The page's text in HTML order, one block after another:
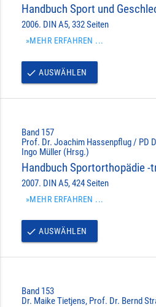
Handbuch Sport und
2006. DIN A5, 332 Seiten
»MEHR ERFAHREN ...
done AUSWÄHLEN
Band 157
Prof. Dr. Joachim Hassenpflug / PD
Ingo Müller (Hrsg.)
Handbuch Sportorthopädie -
2007. DIN A5, 424 Seiten
»MEHR ERFAHREN ...
done AUSWÄHLEN
Band 153
Dr. Maike Tietjens, Prof. Dr. Bernd